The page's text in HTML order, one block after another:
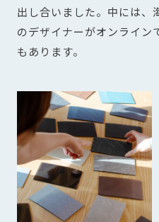
出し合いました。中には、
のデザイナーがオンライン
もあります。